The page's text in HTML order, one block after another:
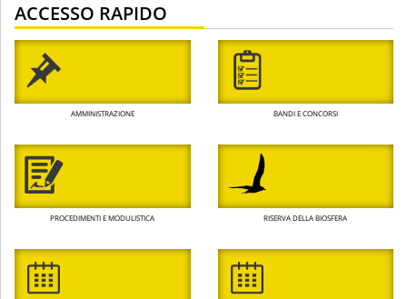
ACCESSO RAPIDO
AMMINISTRAZIONE BANDI E CONCORSI
PROCEDIMENTI E MODULISTICA RISERVA DELLA BIOSFERA